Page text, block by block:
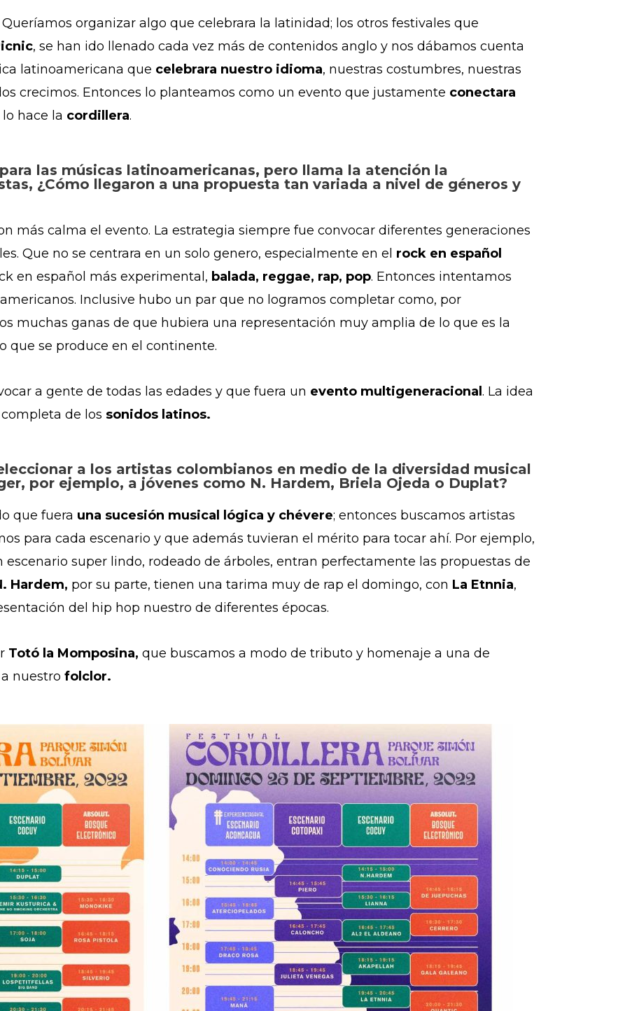
Queríamos organizar algo que celebrara la latinidad; los otros festivales que
, se han ido llenado cada vez más de contenidos anglo y nos dábamos cuenta
latinoamericana que celebrara nuestro idioma, nuestras costumbres, nuestras
crecimos. Entonces lo planteamos como un evento que justamente conectara
hace la cordillera.
las músicas latinoamericanas, pero llama la atención la
¿Cómo llegaron a una propuesta tan variada a nivel de géneros y
más calma el evento. La estrategia siempre fue convocar diferentes generaciones
Que no se centrara en un solo genero, especialmente en el rock en español
en español más experimental, balada, reggae, rap, pop. Entonces intentamos
Inclusive hubo un par que no logramos completar como, por
muchas ganas de que hubiera una representación muy amplia de lo que es la
que se produce en el continente.
a gente de todas las edades y que fuera un evento multigeneracional . La idea
de los sonidos latinos.
a los artistas colombianos en medio de la diversidad musical
por ejemplo, a jóvenes como N. Hardem, Briela Ojeda o Duplat?
que fuera una sucesión musical lógica y chévere; entonces buscamos artistas
para cada escenario y que además tuvieran el mérito para tocar ahí. Por ejemplo,
escenario super lindo, rodeado de árboles, entran perfectamente las propuestas de
Hardem, por su parte, tienen una tarima muy de rap el domingo, con La Etnnia,
del hip hop nuestro de diferentes épocas.
Totó la Momposina, que buscamos a modo de tributo y homenaje a una de
nuestro folclor.